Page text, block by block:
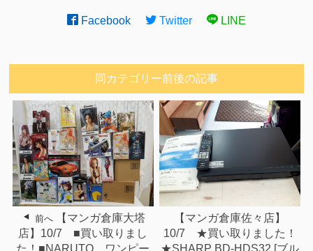
Facebook Twitter LINE
同カテゴリー前後の記事
前へ
【マンガ倉庫大塔
店】10/7 ■買い取りまし
た！■NARUTO、ワンピー
【マンガ倉庫佐々店】
10/7 ★買い取りました！
★SHARP BD-HDS32 [ブル